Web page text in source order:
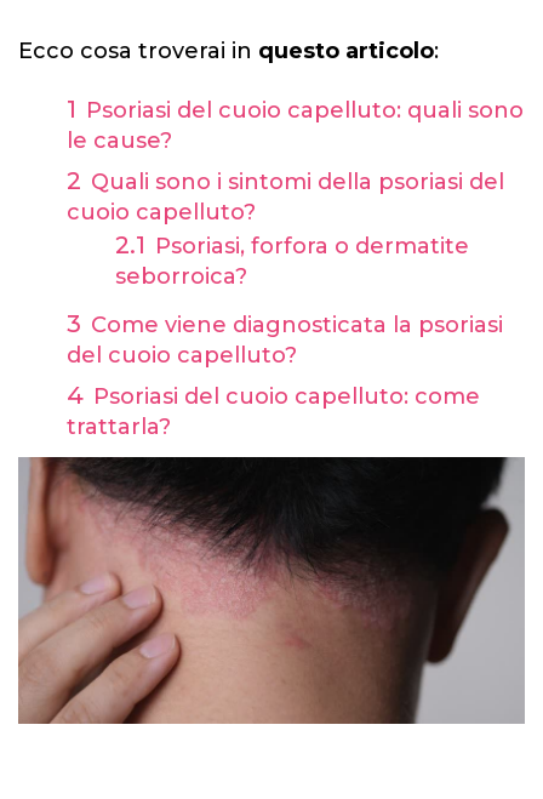
Ecco cosa troverai in questo articolo:
Psoriasi del cuoio capelluto: quali sono
le cause?
Quali sono i sintomi della psoriasi del
cuoio capelluto?
Psoriasi, forfora o dermatite
seborroica?
Come viene diagnosticata la psoriasi
del cuoio capelluto?
Psoriasi del cuoio capelluto: come
trattarla?